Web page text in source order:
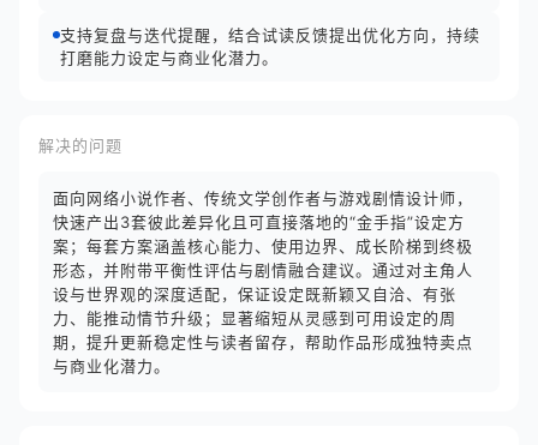
支持复盘与迭代提醒，结合试读反馈提出优化方向，持续
打磨能力设定与商业化潜力。
解决的问题
面向网络小说作者、传统文学创作者与游戏剧情设计师，
快速产出3套彼此差异化且可直接落地的“金手指”设定方
案；每套方案涵盖核心能力、使用边界、成长阶梯到终极
形态，并附带平衡性评估与剧情融合建议。通过对主角人
设与世界观的深度适配，保证设定既新颖又自洽、有张
力、能推动情节升级；显著缩短从灵感到可用设定的周
期，提升更新稳定性与读者留存，帮助作品形成独特卖点
与商业化潜力。